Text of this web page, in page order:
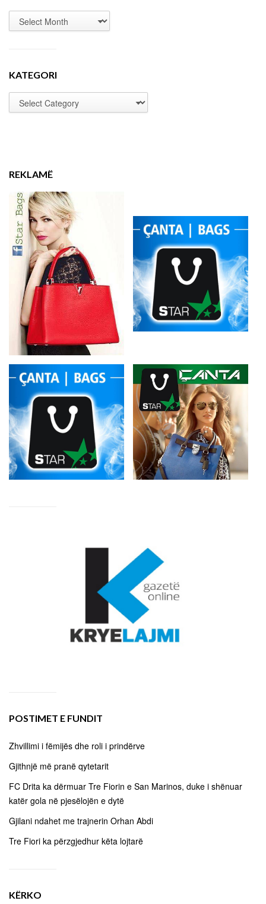
KATEGORI
REKLAMË
POSTIMET E FUNDIT
Zhvillimi i fëmijës dhe roli i prindërve
Gjithnjë më pranë qytetarit
FC Drita ka dërmuar Tre Fiorin e San Marinos, duke i shënuar
katër gola në pjesëlojën e dytë
Gjilani ndahet me trajnerin Orhan Abdi
Tre Fiori ka përzgjedhur këta lojtarë
KËRKO